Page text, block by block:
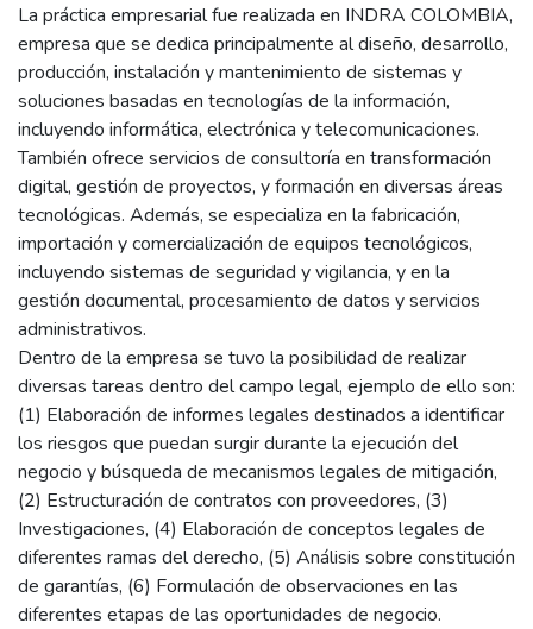
La práctica empresarial fue realizada en INDRA COLOMBIA,
empresa que se dedica principalmente al diseño, desarrollo,
producción, instalación y mantenimiento de sistemas y
soluciones basadas en tecnologías de la información,
incluyendo informática, electrónica y telecomunicaciones.
También ofrece servicios de consultoría en transformación
digital, gestión de proyectos, y formación en diversas áreas
tecnológicas. Además, se especializa en la fabricación,
importación y comercialización de equipos tecnológicos,
incluyendo sistemas de seguridad y vigilancia, y en la
gestión documental, procesamiento de datos y servicios
administrativos.
Dentro de la empresa se tuvo la posibilidad de realizar
diversas tareas dentro del campo legal, ejemplo de ello son:
(1) Elaboración de informes legales destinados a identificar
los riesgos que puedan surgir durante la ejecución del
negocio y búsqueda de mecanismos legales de mitigación,
(2) Estructuración de contratos con proveedores, (3)
Investigaciones, (4) Elaboración de conceptos legales de
diferentes ramas del derecho, (5) Análisis sobre constitución
de garantías, (6) Formulación de observaciones en las
diferentes etapas de las oportunidades de negocio.